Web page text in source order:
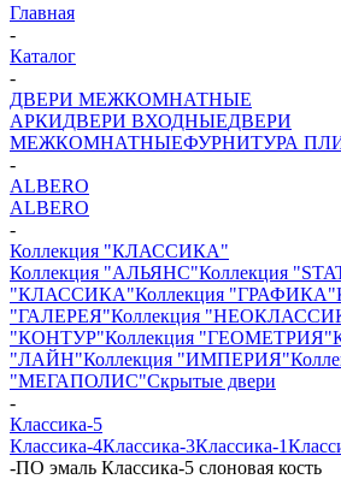
Главная
-
Каталог
-
ДВЕРИ МЕЖКОМНАТНЫЕ
АРКИДВЕРИ ВХОДНЫЕДВЕРИ
МЕЖКОМНАТНЫЕФУРНИТУРА
-
ALBERO
ALBERO
-
Коллекция "КЛАССИКА"
Коллекция "АЛЬЯНС"Коллекция
"КЛАССИКА"Коллекция "ГРАФИКА"
"ГАЛЕРЕЯ"Коллекция
"КОНТУР"Коллекция "ГЕОМЕТРИЯ"
"ЛАЙН"Коллекция "ИМПЕРИЯ"
"МЕГАПОЛИС"Скрытые двери
-
Классика-5
Классика-4Классика-3Классика-1
-ПО эмаль Классика-5 слоновая кость